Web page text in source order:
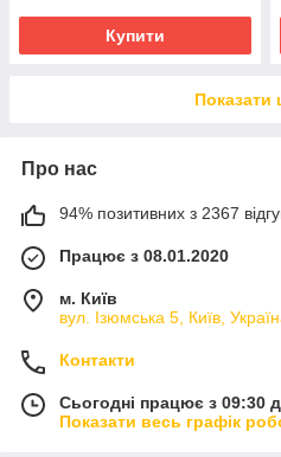
Купити
Показати
Про нас
94% позитивних з 2367
Працює з 08.01.2020
м. Київ
вул. Ізюмська 5, Київ,
Контакти
Сьогодні працює з 09:30
Показати весь графік